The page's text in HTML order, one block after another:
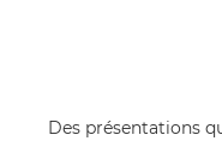
Des présentations